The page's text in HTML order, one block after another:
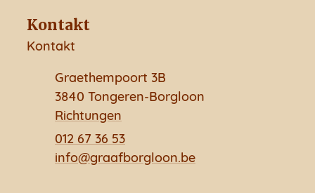
Kontakt
Kontakt
AdresseGraethempoort 3B
,3840 Tongeren-Borgloon
Richtungen
012 67 36 53
E-Mailinfo@graafborgloon.be